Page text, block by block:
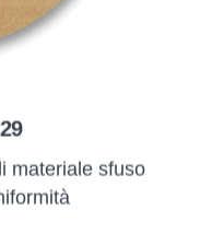
materiale sfuso